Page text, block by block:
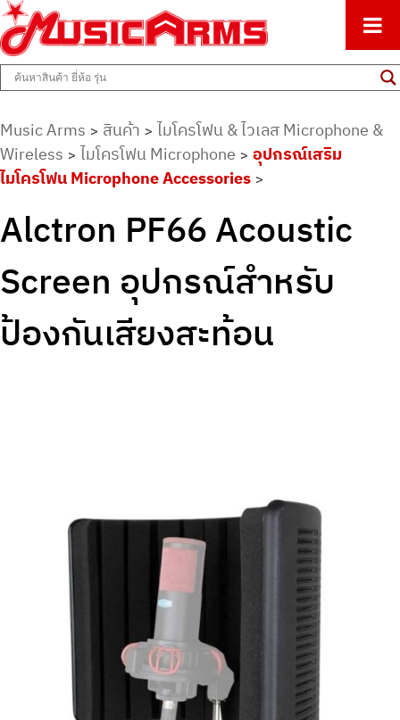
Music Arms
ศูนย์รวมครื่องดนตรีทุกชนิด ตั้งแต่เริ่มต้นถึงมืออาชีพ
Music Arms > สินค้า > ไมโครโฟน & ไวเลส Microphone &
Wireless > ไมโครโฟน Microphone > อุปกรณ์เสริม
ไมโครโฟน Microphone Accessories >
Alctron PF66 Acoustic
Screen อุปกรณ์สำหรับ
ป้องกันเสียงสะท้อน